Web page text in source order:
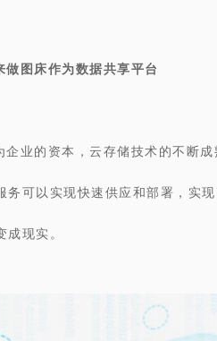
做图床作为数据共享平台
企业的资本，云存储技术的不断
务可以实现快速供应和部署，实
成现实。